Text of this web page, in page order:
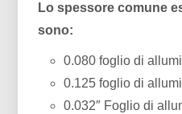
Lo spessore comune
sono:
0.080 foglio di
0.125 foglio di
0.032″ Foglio di